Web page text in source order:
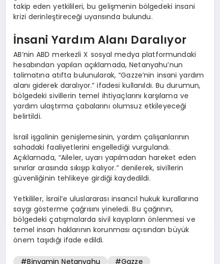
takip eden yetkilileri, bu gelişmenin bölgedeki insani
krizi derinleştireceği uyarısında bulundu.
İnsani Yardım Alanı Daralıyor
AB’nin ABD merkezli X sosyal medya platformundaki
hesabından yapılan açıklamada, Netanyahu’nun
talimatına atıfta bulunularak, “Gazze’nin insani yardım
alanı giderek daralıyor.” ifadesi kullanıldı. Bu durumun,
bölgedeki sivillerin temel ihtiyaçlarını karşılama ve
yardım ulaştırma çabalarını olumsuz etkileyeceği
belirtildi.
İsrail işgalinin genişlemesinin, yardım çalışanlarının
sahadaki faaliyetlerini engellediği vurgulandı.
Açıklamada, “Aileler, uyarı yapılmadan hareket eden
sınırlar arasında sıkışıp kalıyor.” denilerek, sivillerin
güvenliğinin tehlikeye girdiği kaydedildi.
Yetkililer, İsrail’e uluslararası insancıl hukuk kurallarına
saygı gösterme çağrısını yineledi. Bu çağrının,
bölgedeki çatışmalarda sivil kayıpların önlenmesi ve
temel insan haklarının korunması açısından büyük
önem taşıdığı ifade edildi.
#Binyamin Netanyahu #Gazze